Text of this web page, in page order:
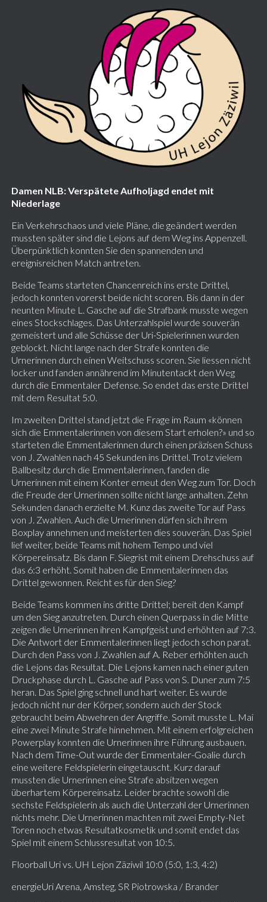
Damen NLB: Verspätete Aufholjagd endet mit
Niederlage
Ein Verkehrschaos und viele Pläne, die geändert werden
mussten später sind die Lejons auf dem Weg ins Appenzell.
Überpünktlich konnten Sie den spannenden und
ereignisreichen Match antreten.
Beide Teams starteten Chancenreich ins erste Drittel,
jedoch konnten vorerst beide nicht scoren. Bis dann in der
neunten Minute L. Gasche auf die Strafbank musste wegen
eines Stockschlages. Das Unterzahlspiel wurde souverän
gemeistert und alle Schüsse der Uri-Spielerinnen wurden
geblockt. Nicht lange nach der Strafe konnten die
Urnerinnen durch einen Weitschuss scoren. Sie liessen nicht
locker und fanden annährend im Minutentackt den Weg
durch die Emmentaler Defense. So endet das erste Drittel
mit dem Resultat 5:0.
Im zweiten Drittel stand jetzt die Frage im Raum «können
sich die Emmentalerinnen von diesem Start erholen?» und so
starteten die Emmentalerinnen durch einen präzisen Schuss
von J. Zwahlen nach 45 Sekunden ins Drittel. Trotz vielem
Ballbesitz durch die Emmentalerinnen, fanden die
Urnerinnen mit einem Konter erneut den Weg zum Tor. Doch
die Freude der Urnerinnen sollte nicht lange anhalten. Zehn
Sekunden danach erzielte M. Kunz das zweite Tor auf Pass
von J. Zwahlen. Auch die Urnerinnen dürfen sich ihrem
Boxplay annehmen und meisterten dies souverän. Das Spiel
lief weiter, beide Teams mit hohem Tempo und viel
Körpereinsatz. Bis dann F. Siegrist mit einem Drehschuss auf
das 6:3 erhöht. Somit haben die Emmentalerinnen das
Drittel gewonnen. Reicht es für den Sieg?
Beide Teams kommen ins dritte Drittel; bereit den Kampf
um den Sieg anzutreten. Durch einen Querpass in die Mitte
zeigen die Urnerinnen ihren Kampfgeist und erhöhten auf 7:3.
Die Antwort der Emmentalerinnen liegt jedoch schon parat.
Durch den Pass von J. Zwahlen auf A. Reber erhöhten auch
die Lejons das Resultat. Die Lejons kamen nach einer guten
Druckphase durch L. Gasche auf Pass von S. Duner zum 7:5
heran. Das Spiel ging schnell und hart weiter. Es wurde
jedoch nicht nur der Körper, sondern auch der Stock
gebraucht beim Abwehren der Angriffe. Somit musste L. Mai
eine zwei Minute Strafe hinnehmen. Mit einem erfolgreichen
Powerplay konnten die Urnerinnen ihre Führung ausbauen.
Nach dem Time-Out wurde der Emmentaler-Goalie durch
eine weitere Feldspielerin eingetauscht. Kurz darauf
mussten die Urnerinnen eine Strafe absitzen wegen
überhartem Körpereinsatz. Leider brachte sowohl die
sechste Feldspielerin als auch die Unterzahl der Urnerinnen
nichts mehr. Die Urnerinnen machten mit zwei Empty-Net
Toren noch etwas Resultatkosmetik und somit endet das
Spiel mit einem Schlussresultat von 10:5.
Floorball Uri vs. UH Lejon Zäziwil 10:0 (5:0, 1:3, 4:2)
energieUri Arena, Amsteg, SR Piotrowska / Brander